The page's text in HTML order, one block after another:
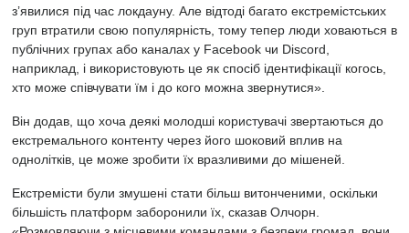
з’явилися під час локдауну. Але відтоді багато екстремістських
груп втратили свою популярність, тому тепер люди ховаються в
публічних групах або каналах у Facebook чи Discord,
наприклад, і використовують це як спосіб ідентифікації когось,
хто може співчувати їм і до кого можна звернутися».
Він додав, що хоча деякі молодші користувачі звертаються до
екстремального контенту через його шоковий вплив на
однолітків, це може зробити їх вразливими до мішеней.
Екстремісти були змушені стати більш витонченими, оскільки
більшість платформ заборонили їх, сказав Олчорн.